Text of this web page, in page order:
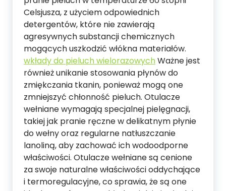
Celsjusza, z użyciem odpowiednich
detergentów, które nie zawierają
agresywnych substancji chemicznych
mogących uszkodzić włókna materiałów.
wkłady do pieluch wielorazowychWażne jest
również unikanie stosowania płynów do
zmiękczania tkanin, ponieważ mogą one
zmniejszyć chłonność pieluch. Otulacze
wełniane wymagają specjalnej pielęgnacji,
takiej jak pranie ręczne w delikatnym płynie
do wełny oraz regularne natłuszczanie
lanoliną, aby zachować ich wodoodporne
właściwości. Otulacze wełniane są cenione
za swoje naturalne właściwości oddychające
i termoregulacyjne, co sprawia, że są one